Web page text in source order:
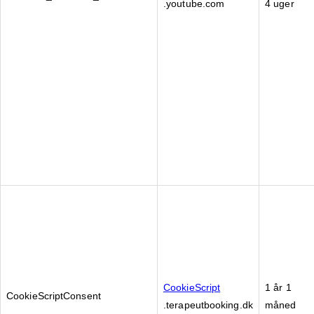
.youtube.com 4 uger
CookieScriptConsent
CookieScript
.terapeutbooking.dk
1 år 1
måned